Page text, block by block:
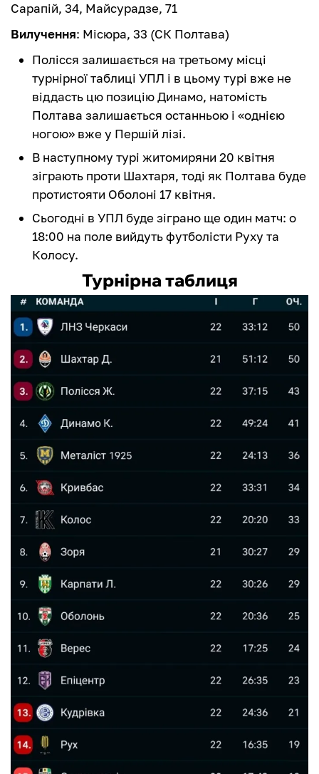
Сарапій, 34, Майсурадзе, 71
Вилучення: Місюра, 33 (СК Полтава)
Полісся залишається на третьому місці
турнірної таблиці УПЛ і в цьому турі вже не
віддасть цю позицію Динамо, натомість
Полтава залишається останньою і «однією
ногою» вже у Першій лізі.
В наступному турі житомиряни 20 квітня
зіграють проти Шахтаря, тоді як Полтава буде
протистояти Оболоні 17 квітня.
Сьогодні в УПЛ буде зіграно ще один матч: о
18:00 на поле вийдуть футболісти Руху та
Колосу.
Турнірна таблиця